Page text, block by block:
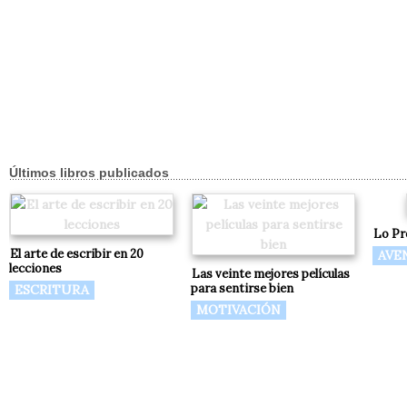
Últimos libros publicados
El arte de escribir en 20
lecciones
ESCRITURA
Las veinte mejores películas
para sentirse bien
MOTIVACIÓN
Lo